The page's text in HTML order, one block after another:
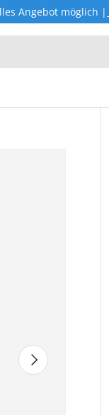
Angebot möglich |
NÄCHSTE